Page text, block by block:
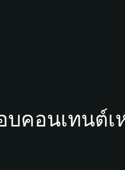
คอนเทนต์เ